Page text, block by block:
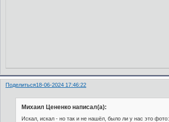
Поделиться18-06-2024 17:46:22
Михаил Цененко написал(а):
Искал, искал - но так и не нашёл, было ли у нас это фото: